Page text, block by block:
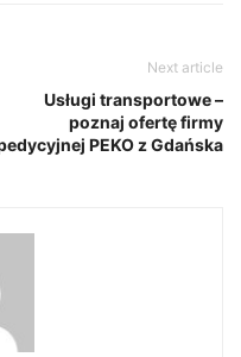
Next article
Usługi transportowe –
poznaj ofertę firmy
PEKO z Gdańska